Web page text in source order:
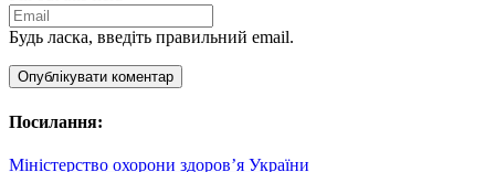
Будь ласка, введіть правильний email.
Опублікувати коментар
Посилання:
Міністерство охорони здоров’я України